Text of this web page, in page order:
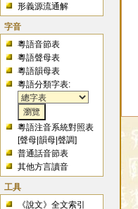
形義源流通解
字音
粵語音節表
粵語聲母表
粵語韻母表
粵語分類字表:
粵語注音系統對照表
[聲母 |韻母 |聲調]
普通話音節表
其他方言讀音
工具
《說文》全文索引